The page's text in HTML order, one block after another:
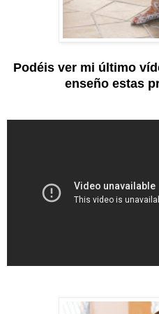
Podéis ver mi último
enseño estas